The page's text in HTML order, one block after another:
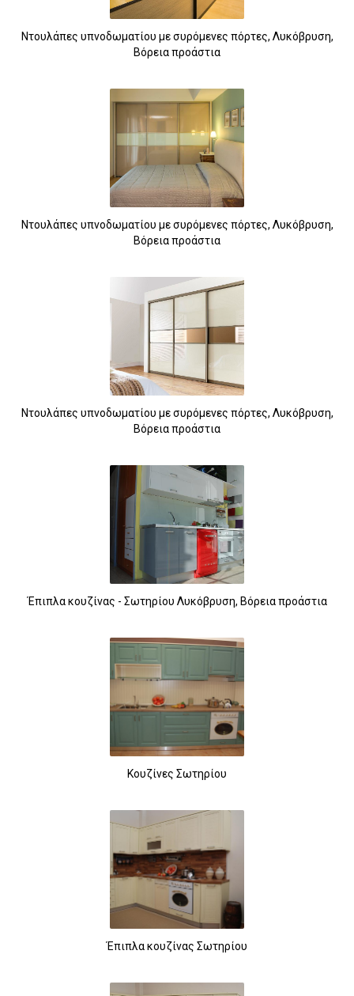
Ντουλάπες υπνοδωματίου με συρόμενες πόρτες, Λυκόβρυση,
Βόρεια προάστια
Ντουλάπες υπνοδωματίου με συρόμενες πόρτες, Λυκόβρυση,
Βόρεια προάστια
Ντουλάπες υπνοδωματίου με συρόμενες πόρτες, Λυκόβρυση,
Βόρεια προάστια
Έπιπλα κουζίνας - Σωτηρίου Λυκόβρυση, Βόρεια προάστια
Κουζίνες Σωτηρίου
Έπιπλα κουζίνας Σωτηρίου
260